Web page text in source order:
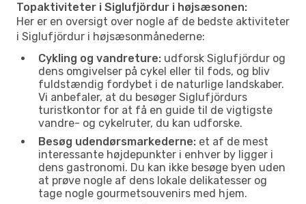
Topaktiviteter i Siglufjördur i højsæsonen:
Her er en oversigt over nogle af de bedste aktiviteter
i Siglufjördur i højsæsonmånederne:
Cykling og vandreture: udforsk Siglufjördur og
dens omgivelser på cykel eller til fods, og bliv
fuldstændig fordybet i de naturlige landskaber.
Vi anbefaler, at du besøger Siglufjördurs
turistkontor for at få en guide til de vigtigste
vandre- og cykelruter, du kan udforske.
Besøg udendørsmarkederne: et af de mest
interessante højdepunkter i enhver by ligger i
dens gastronomi. Du kan ikke besøge byen uden
at prøve nogle af dens lokale delikatesser og
tage nogle gourmetsouvenirs med hjem.